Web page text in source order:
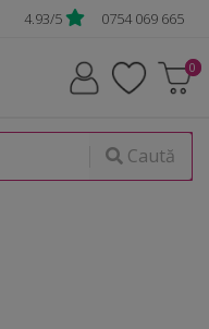
4.93/5 0754 069 665
Caută